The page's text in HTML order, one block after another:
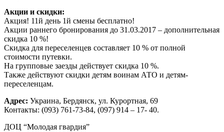
Акции и скидки:
Акция! 11й день 1й смены бесплатно!
Акции раннего бронирования до 31.03.2017 – дополнительная
скидка 10 %!
Скидка для переселенцев составляет 10 % от полной
стоимости путевки.
На групповые заезды действует скидка 10 %.
Также действуют скидки детям воинам АТО и детям-
переселенцам.
Адрес: Украина, Бердянск, ул. Курортная, 69
Контакты: (093) 761-73-84, (097) 914 – 17- 40.
ДОЦ “Молодая гвардия”